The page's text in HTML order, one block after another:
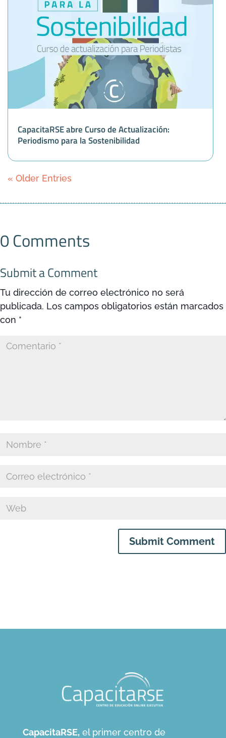
CapacitaRSE abre Curso de Actualización:
Periodismo para la Sostenibilidad
« Older Entries
0 Comments
Submit a Comment
Tu dirección de correo electrónico no será
publicada. Los campos obligatorios están marcados
con *
Submit Comment
CapacitaRSE, el primer centro de